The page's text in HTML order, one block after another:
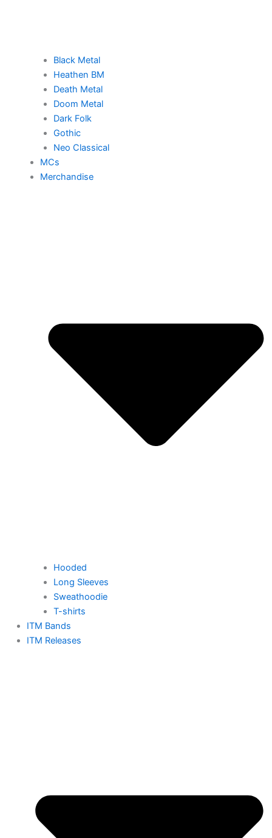
Black Metal
Heathen BM
Death Metal
Doom Metal
Dark Folk
Gothic
Neo Classical
MCs
Merchandise
Hooded
Long Sleeves
Sweathoodie
T-shirts
ITM Bands
ITM Releases